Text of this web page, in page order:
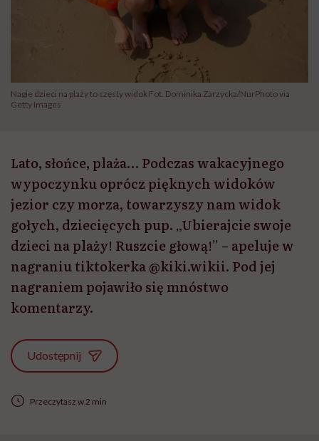
Nagie dzieci na plaży to częsty widok Fot. Dominika Zarzycka/NurPhoto via
Getty Images
Lato, słońce, plaża… Podczas wakacyjnego
wypoczynku oprócz pięknych widoków
jezior czy morza, towarzyszy nam widok
gołych, dziecięcych pup. „Ubierajcie swoje
dzieci na plaży! Ruszcie głową!” – apeluje w
nagraniu tiktokerka @kiki.wikii. Pod jej
nagraniem pojawiło się mnóstwo
komentarzy.
Udostępnij
Przeczytasz w 2 min